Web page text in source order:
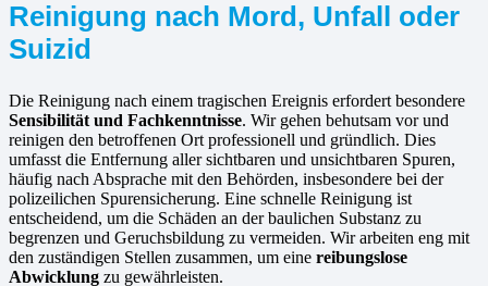
Reinigung nach Mord, Unfall oder
Suizid
Die Reinigung nach einem tragischen Ereignis erfordert besondere
Sensibilität und Fachkenntnisse. Wir gehen behutsam vor und
reinigen den betroffenen Ort professionell und gründlich. Dies
umfasst die Entfernung aller sichtbaren und unsichtbaren Spuren,
häufig nach Absprache mit den Behörden, insbesondere bei der
polizeilichen Spurensicherung. Eine schnelle Reinigung ist
entscheidend, um die Schäden an der baulichen Substanz zu
begrenzen und Geruchsbildung zu vermeiden. Wir arbeiten eng mit
den zuständigen Stellen zusammen, um eine reibungslose
Abwicklung zu gewährleisten.